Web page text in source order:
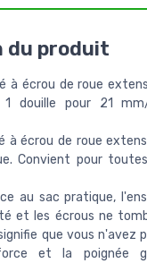
du produit
à écrou de roue
1 douille pour 21
à écrou de roue
Convient pour
au sac pratique,
et les écrous ne
que vous n'avez
et la poignée